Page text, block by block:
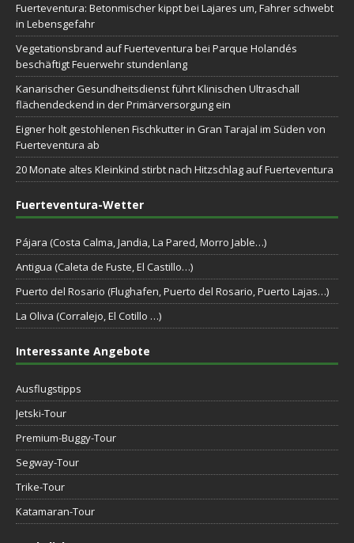
Fuerteventura: Betonmischer kippt bei Lajares um, Fahrer schwebt
in Lebensgefahr
Vegetationsbrand auf Fuerteventura bei Parque Holandés
beschäftigt Feuerwehr stundenlang
Kanarischer Gesundheitsdienst führt Klinischen Ultraschall
flächendeckend in der Primärversorgung ein
Eigner holt gestohlenen Fischkutter in Gran Tarajal im Süden von
Fuerteventura ab
20 Monate altes Kleinkind stirbt nach Hitzschlag auf Fuerteventura
Fuerteventura-Wetter
Pájara (Costa Calma, Jandia, La Pared, Morro Jable…)
Antigua (Caleta de Fuste, El Castillo…)
Puerto del Rosario (Flughafen, Puerto del Rosario, Puerto Lajas…)
La Oliva (Corralejo, El Cotillo …)
Interessante Angebote
Ausflugstipps
Jetski-Tour
Premium-Buggy-Tour
Segway-Tour
Trike-Tour
Katamaran-Tour